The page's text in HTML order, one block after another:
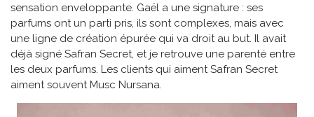
sensation enveloppante. Gaël a une signature : ses
parfums ont un parti pris, ils sont complexes, mais avec
une ligne de création épurée qui va droit au but. Il avait
déjà signé Safran Secret, et je retrouve une parenté entre
les deux parfums. Les clients qui aiment Safran Secret
aiment souvent Musc Nursana.